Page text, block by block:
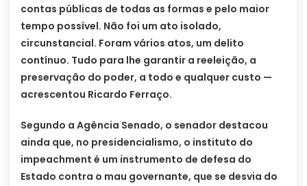
contas públicas de todas as formas e pelo maior
tempo possível. Não foi um ato isolado,
circunstancial. Foram vários atos, um delito
contínuo. Tudo para lhe garantir a reeleição, a
preservação do poder, a todo e qualquer custo —
acrescentou Ricardo Ferraço.
Segundo a Agência Senado, o senador destacou
ainda que, no presidencialismo, o instituto do
impeachment é um instrumento de defesa do
Estado contra o mau governante, que se desvia do